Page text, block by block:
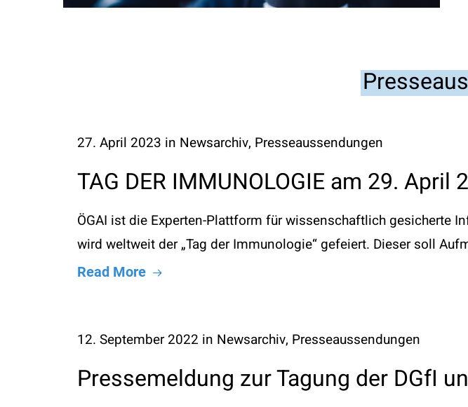
27. April 2023 in Newsarchiv, Presseaussendungen
TAG DER IMMUNOLOGIE am 29. April
ÖGAI ist die Experten-Plattform für wissenschaftlich gesicherte
wird weltweit der „Tag der Immunologie“ gefeiert. Dieser soll
Read More
12. September 2022 in Newsarchiv, Presseaussendungen
Pressemeldung zur Tagung der DGfI